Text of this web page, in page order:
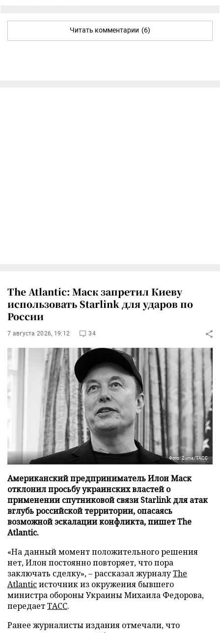
Читать комментарии (6)
The Atlantic: Маск запретил Киеву
использовать Starlink для ударов по
России
7 августа 2026, 19:12 34
Фото: Zuma/ТАСС
Американский предприниматель Илон Маск
отклонил просьбу украинских властей о
применении спутниковой связи Starlink для атак
вглубь российской территории, опасаясь
возможной эскалации конфликта, пишет The
Atlantic.
«На данный момент положительного решения
нет, Илон постоянно повторяет, что пора
заключать сделку», – рассказал журналуThe
Atlanticисточник из окружения бывшего
министра обороны Украины Михаила Федорова,
передаетТАСС.
Ранее журналисты издания отмечали, что